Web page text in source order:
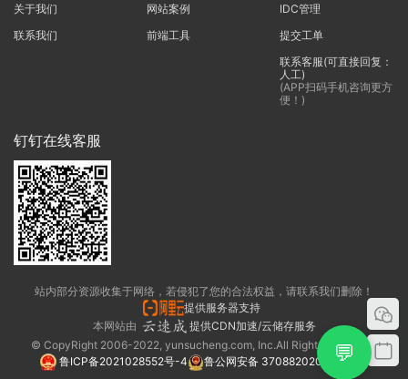
关于我们
联系我们
网站案例
前端工具
IDC管理
提交工单
联系客服(可直接回复：
人工)
(APP扫码手机咨询更方
便！)
钉钉在线客服
站内部分资源收集于网络，若侵犯了您的合法权益，请联系我们删除！
提供服务器支持
本网站由
提供CDN加速/云储存服务
© CopyRight 2006-2022, yunsucheng.com, Inc.All Rights Reserved.
鲁ICP备2021028552号-4
鲁公网安备 37088202000325号
💬